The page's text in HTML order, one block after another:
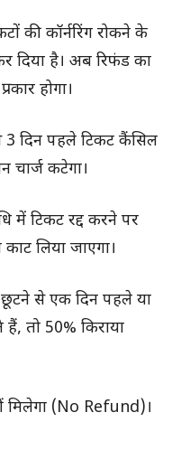
की कॉर्नरिंग रोकने के
दिया है। अब रिफंड का
होगा।
दिन पहले टिकट कैंसिल
कटेगा।
में टिकट रद्द करने पर
लिया जाएगा।
से एक दिन पहले या
तो 50% किराया
(No Refund)।